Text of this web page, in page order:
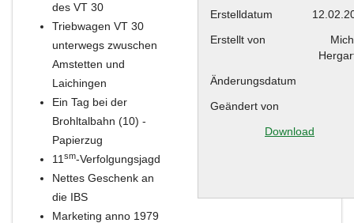
des VT 30
Triebwagen VT 30
unterwegs zwuschen
Amstetten und
Laichingen
Ein Tag bei der
Brohltalbahn (10) -
Papierzug
11 sm-Verfolgungsjagd
Nettes Geschenk an
die IBS
Marketing anno 1979
Erstelldatum
Erstellt von
Änderungsdatum
Geändert von
Download